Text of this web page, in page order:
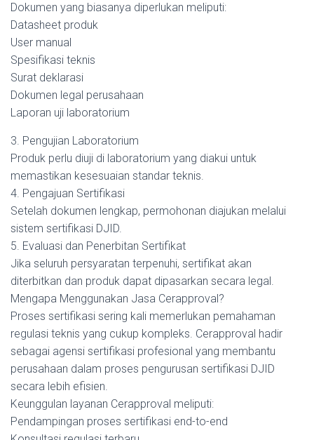
Dokumen yang biasanya diperlukan meliputi:
Datasheet produk
User manual
Spesifikasi teknis
Surat deklarasi
Dokumen legal perusahaan
Laporan uji laboratorium
3. Pengujian Laboratorium
Produk perlu diuji di laboratorium yang diakui untuk
memastikan kesesuaian standar teknis.
4. Pengajuan Sertifikasi
Setelah dokumen lengkap, permohonan diajukan melalui
sistem sertifikasi DJID.
5. Evaluasi dan Penerbitan Sertifikat
Jika seluruh persyaratan terpenuhi, sertifikat akan
diterbitkan dan produk dapat dipasarkan secara legal.
Mengapa Menggunakan Jasa Cerapproval?
Proses sertifikasi sering kali memerlukan pemahaman
regulasi teknis yang cukup kompleks. Cerapproval hadir
sebagai agensi sertifikasi profesional yang membantu
perusahaan dalam proses pengurusan sertifikasi DJID
secara lebih efisien.
Keunggulan layanan Cerapproval meliputi:
Pendampingan proses sertifikasi end-to-end